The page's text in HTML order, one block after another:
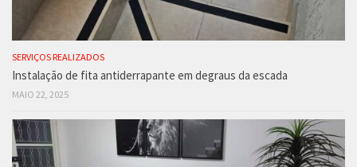
SERVIÇOS REALIZADOS
Instalação de fita antiderrapante em degraus da escada
MAIO 22, 2025